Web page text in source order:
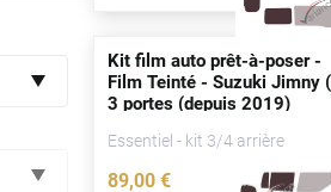
Kit film auto prêt-à-poser -
Film Teinté - Suzuki Jimny
3 portes(depuis2019)
Essentiel - kit 3/4 arrière
89,00 €